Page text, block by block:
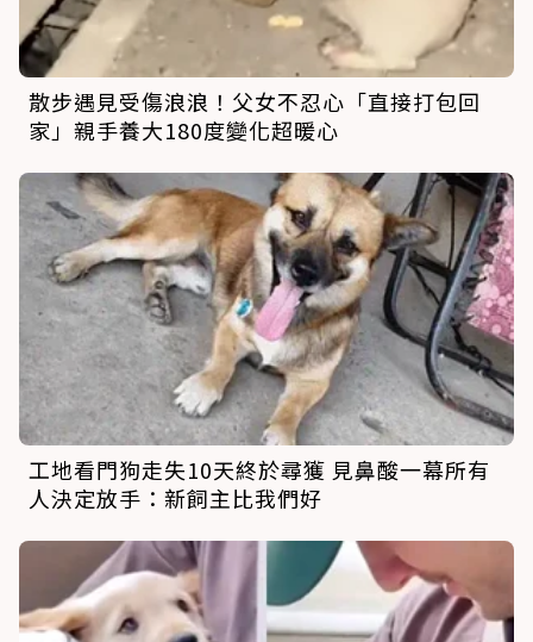
散步遇見受傷浪浪！父女不忍心「直接打包回
家」親手養大180度變化超暖心
工地看門狗走失10天終於尋獲 見鼻酸一幕所有
人決定放手：新飼主比我們好